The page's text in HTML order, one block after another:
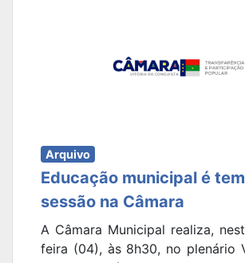
Arquivo
Educação municipal é
sessão na Câmara
A Câmara Municipal realiza,
feira (04), às 8h30, no plenário